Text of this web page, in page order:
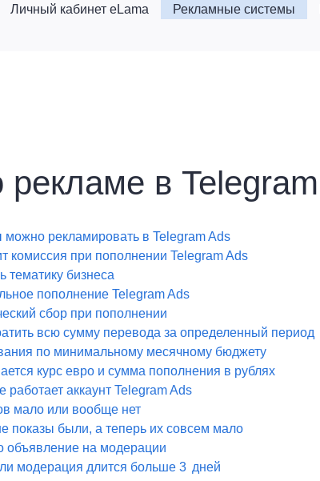
Личный кабинет eLama Рекламные системы
рекламе в Telegram
можно рекламировать в Telegram Ads
комиссия при пополнении Telegram Ads
тематику бизнеса
пополнение Telegram Ads
сбор при пополнении
всю сумму перевода за определенный период
по минимальному месячному бюджету
курс евро и сумма пополнения в рублях
работает аккаунт Telegram Ads
мало или вообще нет
показы были, а теперь их совсем мало
объявление на модерации
модерация длится больше 3 дней